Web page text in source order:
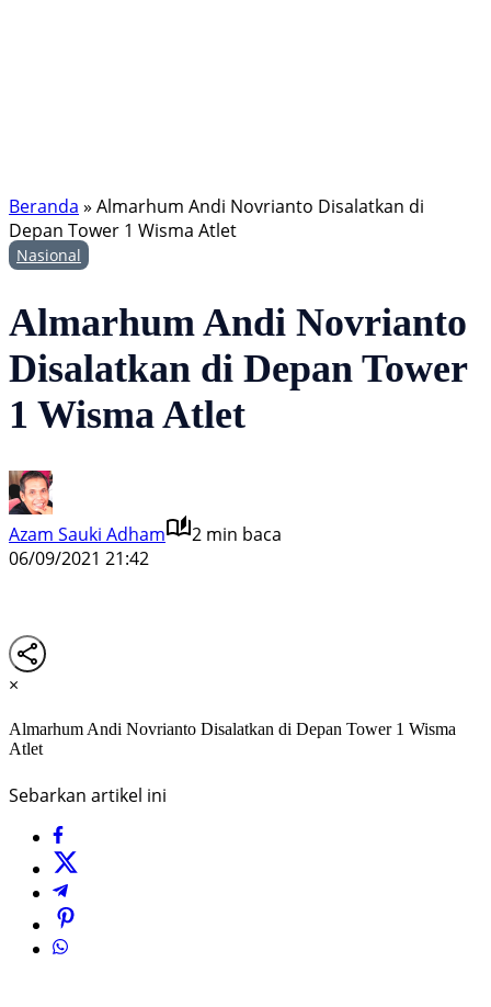
Beranda » Almarhum Andi Novrianto Disalatkan di
Depan Tower 1 Wisma Atlet
Nasional
Almarhum Andi Novrianto
Disalatkan di Depan Tower
1 Wisma Atlet
Azam Sauki Adham
2 min baca
06/09/2021 21:42
×
Almarhum Andi Novrianto Disalatkan di Depan Tower 1 Wisma
Atlet
Sebarkan artikel ini